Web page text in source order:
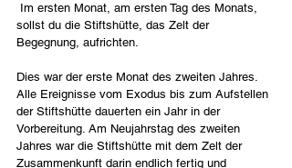
sollst du die Stiftshütte, das Zelt der
Begegnung, aufrichten.
Dies war der erste Monat des zweiten Jahres.
Alle Ereignisse vom Exodus bis zum Aufstellen
der Stiftshütte dauerten ein Jahr in der
Vorbereitung. Am Neujahrstag des zweiten
Jahres war die Stiftshütte mit dem Zelt der
Zusammenkunft darin endlich fertig und